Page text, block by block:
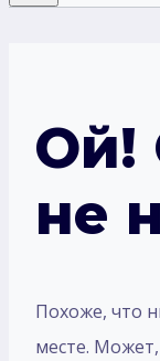
Ой!
не
Похоже, что
месте.